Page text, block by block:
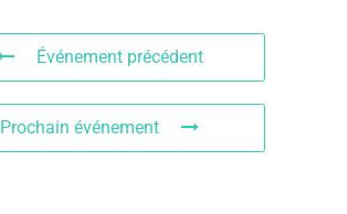
Événement précédent
Prochain événement